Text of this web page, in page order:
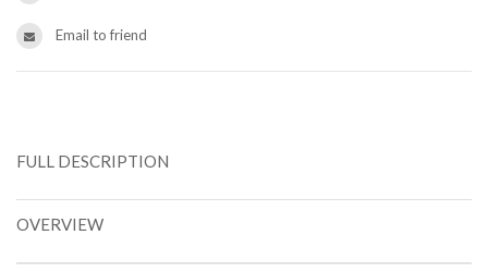
Email to friend
FULL DESCRIPTION
OVERVIEW